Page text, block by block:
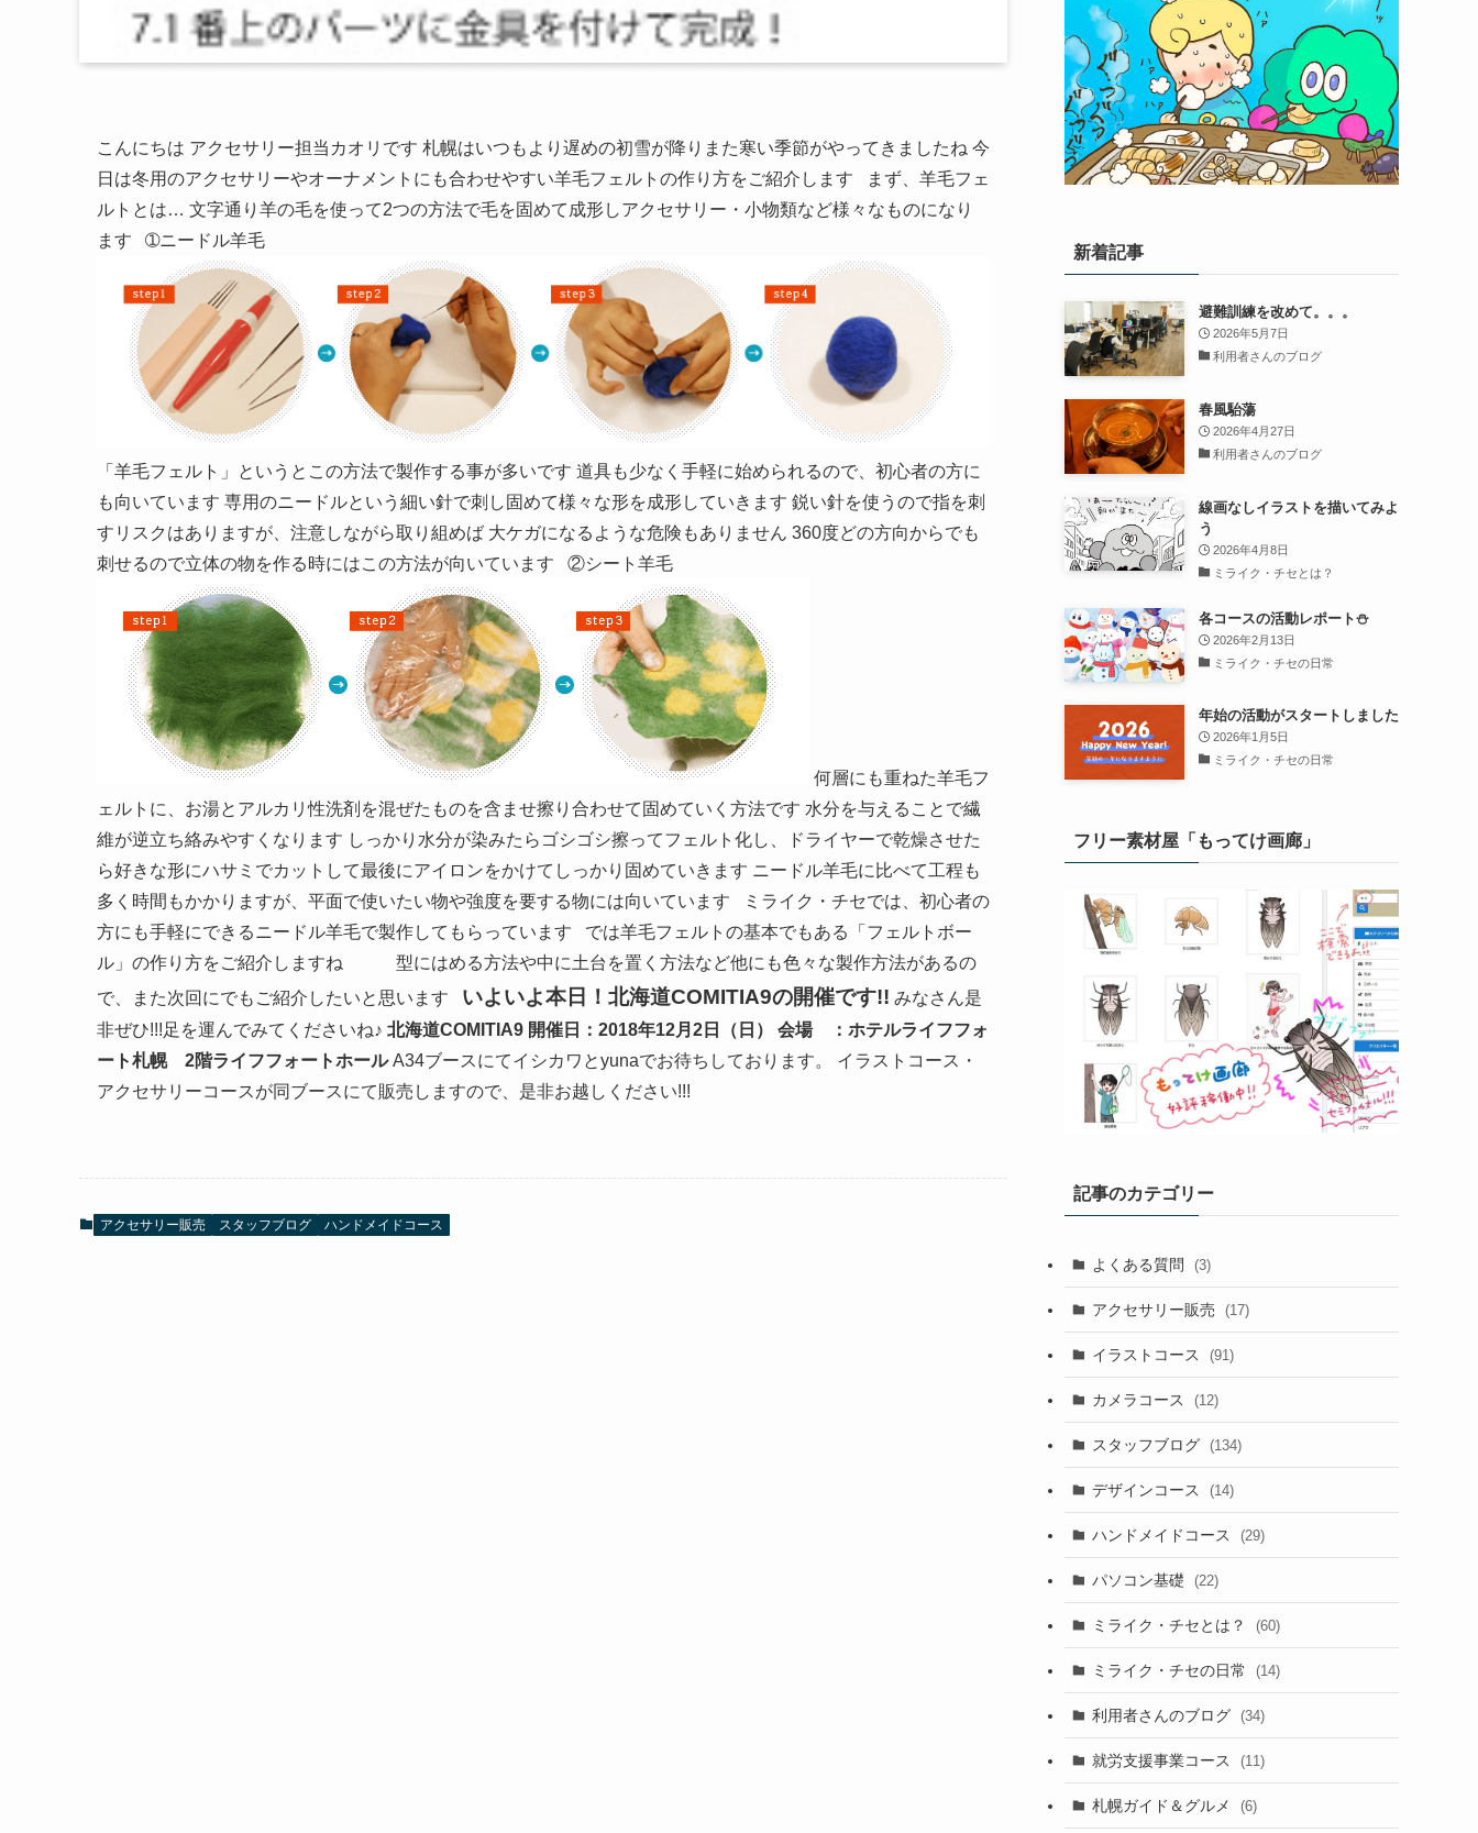
こんにちは アクセサリー担当カオリです 札幌はいつもより遅めの初雪が降りまた寒い季節がやってきましたね 今
日は冬用のアクセサリーやオーナメントにも合わせやすい羊毛フェルトの作り方をご紹介します まず、羊毛フェ
ルトとは… 文字通り羊の毛を使って2つの方法で毛を固めて成形しアクセサリー・小物類など様々なものになり
ます ➀ニードル羊毛
「羊毛フェルト」というとこの方法で製作する事が多いです 道具も少なく手軽に始められるので、初心者の方に
も向いています 専用のニードルという細い針で刺し固めて様々な形を成形していきます 鋭い針を使うので指を刺
すリスクはありますが、注意しながら取り組めば 大ケガになるような危険もありません 360度どの方向からでも
刺せるので立体の物を作る時にはこの方法が向いています ②シート羊毛
何層にも重ねた羊毛フ
ェルトに、お湯とアルカリ性洗剤を混ぜたものを含ませ擦り合わせて固めていく方法です 水分を与えることで繊
維が逆立ち絡みやすくなります しっかり水分が染みたらゴシゴシ擦ってフェルト化し、ドライヤーで乾燥させた
ら好きな形にハサミでカットして最後にアイロンをかけてしっかり固めていきます ニードル羊毛に比べて工程も
多く時間もかかりますが、平面で使いたい物や強度を要する物には向いています ミライク・チセでは、初心者の
方にも手軽にできるニードル羊毛で製作してもらっています では羊毛フェルトの基本でもある「フェルトボー
ル」の作り方をご紹介しますね
型にはめる方法や中に土台を置く方法など他にも色々な製作方法があるの
で、また次回にでもご紹介したいと思います いよいよ本日！北海道COMITIA9の開催です!! みなさん是
非ぜひ!!!足を運んでみてくださいね♪ 北海道COMITIA9 開催日：2018年12月2日（日）
会場 ：ホテルライフフォ
ート札幌 2階ライフフォートホールA34ブースにてイシカワとyunaでお待ちしております。 イラストコース・
アクセサリーコースが同ブースにて販売しますので、是非お越しください!!!
アクセサリー販売 スタッフブログ ハンドメイドコース
新着記事
避難訓練を改めて。。。
2026年5月7日
利用者さんのブログ
春風駘蕩
2026年4月27日
利用者さんのブログ
線画なしイラストを描いてみよ
う
2026年4月8日
ミライク・チセとは？
各コースの活動レポート⛄
2026年2月13日
ミライク・チセの日常
年始の活動がスタートしました
2026年1月5日
ミライク・チセの日常
フリー素材屋「もってけ画廊」
記事のカテゴリー
よくある質問 (3)
アクセサリー販売 (17)
イラストコース (91)
カメラコース (12)
スタッフブログ (134)
デザインコース (14)
ハンドメイドコース (29)
パソコン基礎 (22)
ミライク・チセとは？ (60)
ミライク・チセの日常 (14)
利用者さんのブログ (34)
就労支援事業コース (11)
札幌ガイド＆グルメ (6)